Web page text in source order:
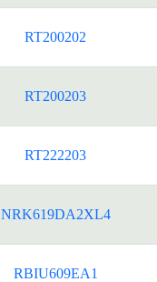
RT200202
RT200203
RT222203
NRK619DA2XL4
RBIU609EA1